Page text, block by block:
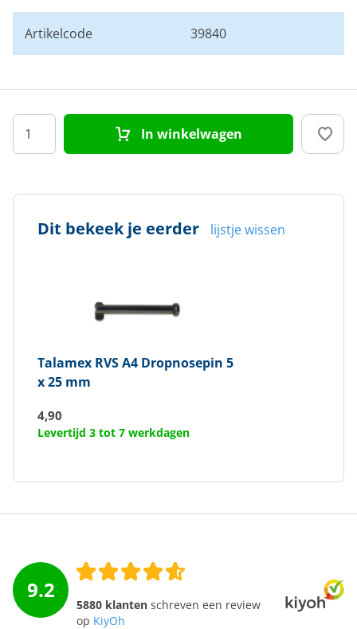
Artikelcode 39840
In winkelwagen
Dit bekeek je eerder lijstje wissen
Talamex RVS A4 Dropnosepin 5
x 25 mm
4,90
Levertijd 3 tot 7 werkdagen
9.2
5880 klanten schreven een review
op KiyOh